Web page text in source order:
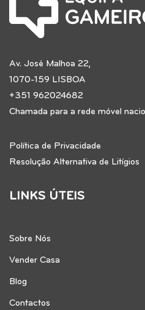
Av. José Malhoa 22,
1070-159 LISBOA
+351 962024682
Chamada para a rede móvel
Política de Privacidade
Resolução Alternativa de Litígios
LINKS ÚTEIS
Sobre Nós
Vender Casa
Blog
Contactos